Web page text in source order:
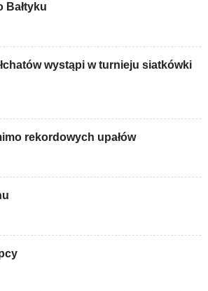
Bałtyku
wystąpi w turnieju siatkówki
rekordowych upałów